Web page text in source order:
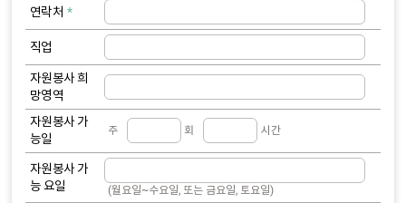
연락처
직업
자원봉사희
망영역
자원봉사가
능일
주 회 시간
자원봉사가
능 요일
(월요일~수요일, 또는 금요일, 토요일)